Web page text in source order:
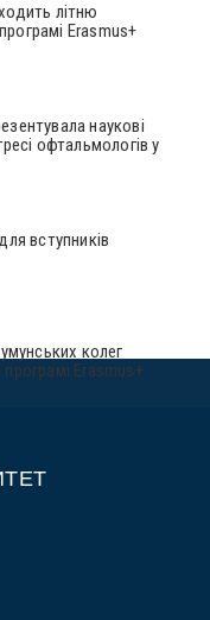
літню
Erasmus+
наукові
офтальмологів у
вступників
колег
Erasmus+